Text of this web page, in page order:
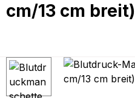
cm/13 cm breit)
Bildergalerie überspringen